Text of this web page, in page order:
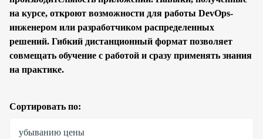
на курсе, откроют возможности для работы DevOps-
инженером или разработчиком распределенных
решений. Гибкий дистанционный формат позволяет
совмещать обучение с работой и сразу применять знания
на практике.
Сортировать по:
убыванию цены